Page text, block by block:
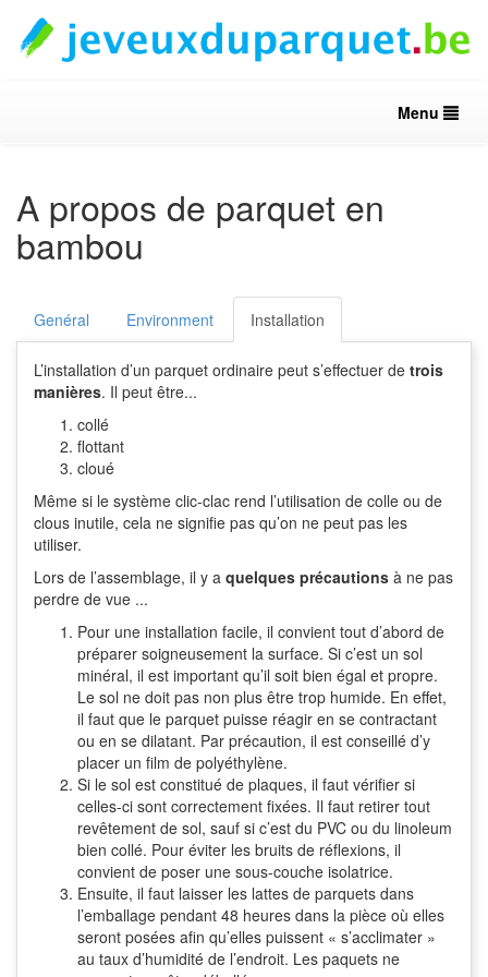
Menu
A propos de parquet en
bambou
Genéral Environment Installation
L’installation d’un parquet ordinaire peut s’effectuer de trois
manières. Il peut être...
collé
flottant
cloué
Même si le système clic-clac rend l’utilisation de colle ou de
clous inutile, cela ne signifie pas qu’on ne peut pas les
utiliser.
Lors de l’assemblage, il y a quelques précautions à ne pas
perdre de vue ...
Pour une installation facile, il convient tout d’abord de
préparer soigneusement la surface. Si c’est un sol
minéral, il est important qu’il soit bien égal et propre.
Le sol ne doit pas non plus être trop humide. En effet,
il faut que le parquet puisse réagir en se contractant
ou en se dilatant. Par précaution, il est conseillé d’y
placer un film de polyéthylène.
Si le sol est constitué de plaques, il faut vérifier si
celles-ci sont correctement fixées. Il faut retirer tout
revêtement de sol, sauf si c’est du PVC ou du linoleum
bien collé. Pour éviter les bruits de réflexions, il
convient de poser une sous-couche isolatrice.
Ensuite, il faut laisser les lattes de parquets dans
l’emballage pendant 48 heures dans la pièce où elles
seront posées afin qu’elles puissent « s’acclimater »
au taux d’humidité de l’endroit. Les paquets ne